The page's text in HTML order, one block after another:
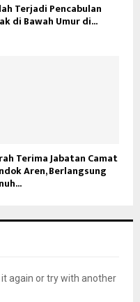
Terjadi Pencabulan
di Bawah Umur di...
Terima Jabatan Camat
Aren, Berlangsung
again or try with another